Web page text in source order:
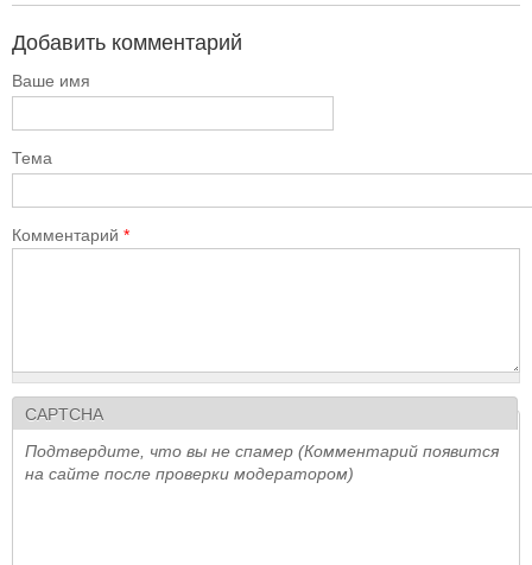
Добавить комментарий
Ваше имя
Тема
Комментарий *
CAPTCHA
Подтвердите, что вы не спамер (Комментарий появится
на сайте после проверки модератором)